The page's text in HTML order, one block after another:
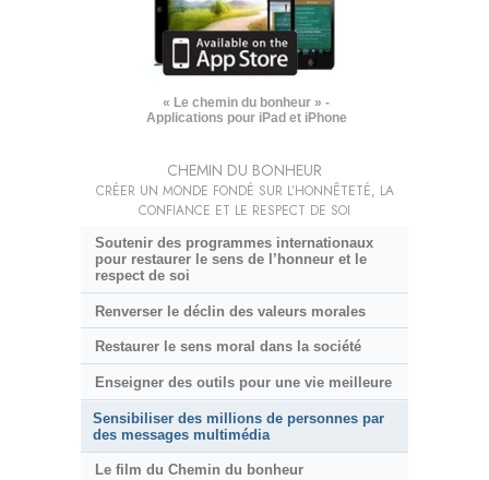
« Le chemin du bonheur » -
Applications pour iPad et iPhone
CHEMIN DU BONHEUR
CRÉER UN MONDE FONDÉ SUR L’HONNÊTETÉ, LA
CONFIANCE ET LE RESPECT DE SOI
Soutenir des programmes internationaux
pour restaurer le sens de l’honneur et le
respect de soi
Renverser le déclin des valeurs morales
Restaurer le sens moral dans la société
Enseigner des outils pour une vie meilleure
Sensibiliser des millions de personnes par
des messages multimédia
Le film du Chemin du bonheur